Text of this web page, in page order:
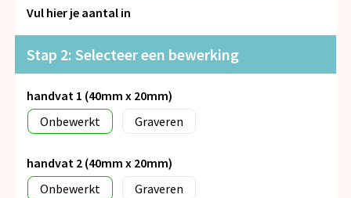
Snoepgoed
Spellen voor binnen en buiten
Vrije tijd en Strand
Anti-stress
Vul hier je aantal in
Stap 2: Selecteer een bewerking
handvat 1 (40mm x 20mm)
Onbewerkt
Graveren
handvat 2 (40mm x 20mm)
Onbewerkt
Graveren